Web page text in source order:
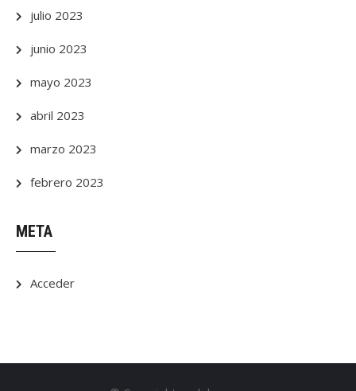
julio 2023
junio 2023
mayo 2023
abril 2023
marzo 2023
febrero 2023
META
Acceder